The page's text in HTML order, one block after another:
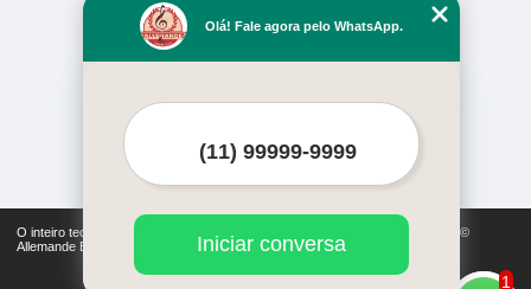
Missão
O inteiro teor deste site está sujeito à proteção de direitos autorais. Copyright©
Allemande Escola de Música (Lei 9610 de 19/02/1998)
1
Olá! Fale agora pelo WhatsApp.
Iniciar conversa